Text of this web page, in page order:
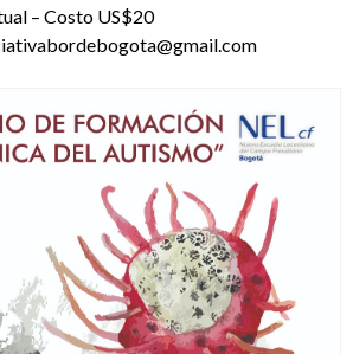
– Costo US$20